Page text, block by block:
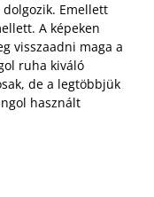
dolgozik. Emellett
A képeken
visszaadni maga a
ruha kiváló
de a legtöbbjük
használt